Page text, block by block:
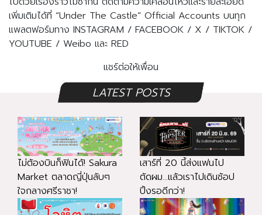
เพิ่มเติมได้ที่ “Under The Castle” Official Accounts บนทุก
แพลตฟอร์มทาง INSTAGRAM / FACEBOOK / X / TIKTOK /
YOUTUBE / Weibo และ RED
แชร์ต่อให้เพื่อน
LATEST POSTS
ไม่ต้องบินก็ฟินได้! Sakura
Market ตลาดญี่ปุ่นลับๆ
ใจกลางศรีราชา!
เสาร์ที่ 20 นี้ส่งแฟนไป
ตัดผม...แล้วเราไปเดินช้อป
ปิ้งรอดีกว่า!